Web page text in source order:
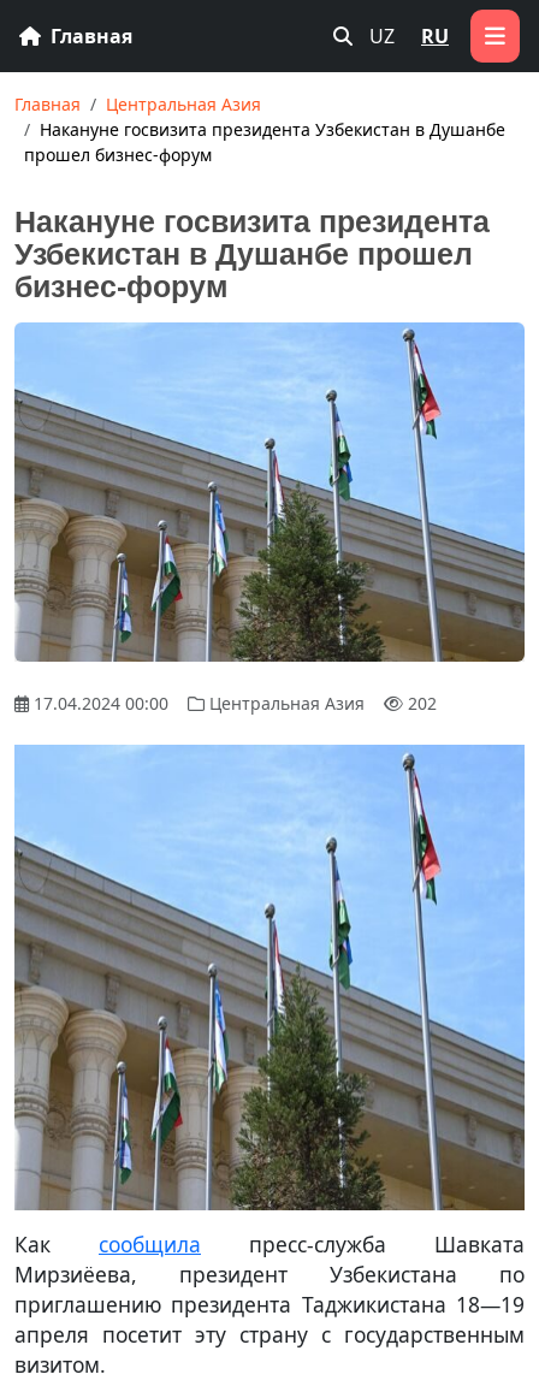
Главная UZ RU
Главная
Центральная Азия
Накануне госвизита президента Узбекистан в Душанбе
прошел бизнес-форум
Накануне госвизита президента
Узбекистан в Душанбе прошел
бизнес-форум
17.04.2024 00:00 Центральная Азия 202
Как сообщила пресс-служба Шавката
Мирзиёева, президент Узбекистана по
приглашению президента Таджикистана 18—19
апреля посетит эту страну с государственным
визитом.